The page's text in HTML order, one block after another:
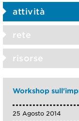
attività
rete
risorse
Workshop
25 Agosto 2014